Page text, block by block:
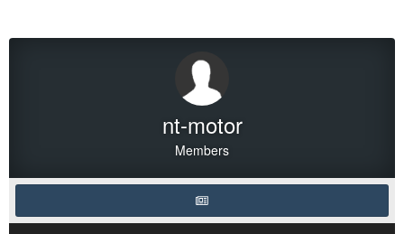
nt-motor
Members